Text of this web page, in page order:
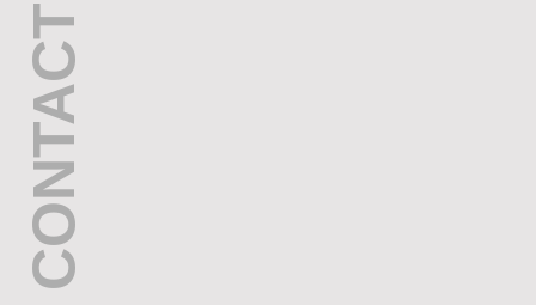
CONTACT